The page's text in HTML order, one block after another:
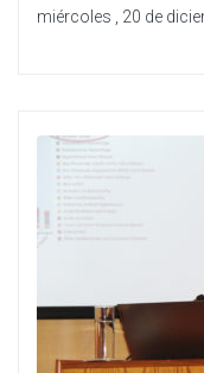
miércoles , 20 de